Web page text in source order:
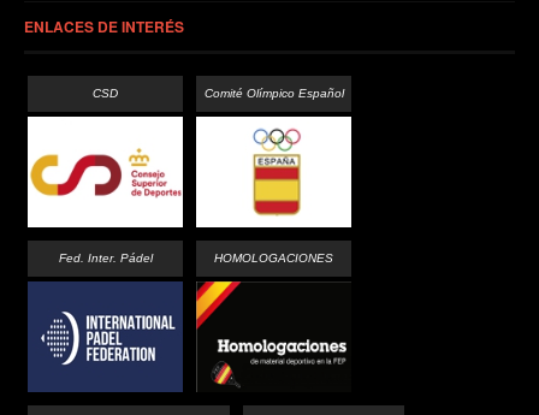
ENLACES DE INTERÉS
CSD Comité Olímpico Español
Fed. Inter. Pádel HOMOLOGACIONES